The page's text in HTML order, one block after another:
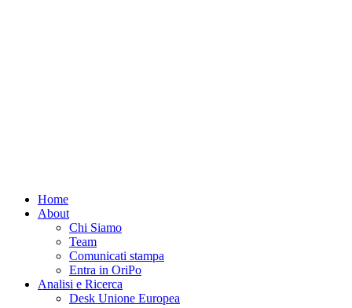
Home
About
Chi Siamo
Team
Comunicati stampa
Entra in OriPo
Analisi e Ricerca
Desk Unione Europea